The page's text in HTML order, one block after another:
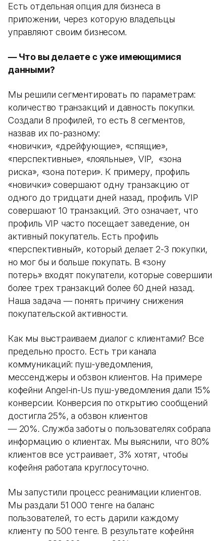
Есть отдельная опция для бизнеса в
приложении, через которую владельцы
управляют своим бизнесом.
— Что вы делаете с уже имеющимися
данными?
Мы решили сегментировать по параметрам:
количество транзакций и давность покупки.
Создали 8 профилей, то есть 8 сегментов,
назвав их по-разному:
«новички», «дрейфующие», «спящие»,
«перспективные», «лояльные», VIP, «зона
риска», «зона потери». К примеру, профиль
«новички» совершают одну транзакцию от
одного до тридцати дней назад, профиль VIP
совершают 10 транзакций. Это означает, что
профиль VIP часто посещает заведение, он
активный покупатель. Есть профиль
«перспективный», который делает 2-3 покупки,
но мог бы и больше покупать. В «зону
потерь» входят покупатели, которые совершили
более трех транзакций более 60 дней назад.
Наша задача — понять причину снижения
покупательской активности.
Как мы выстраиваем диалог с клиентами? Все
предельно просто. Есть три канала
коммуникаций: пуш-уведомления,
мессенджеры и обзвон клиентов. На примере
кофейни Angel-in-Us пуш-уведомления дали 15%
конверсии. Конверсия по открытию сообщений
достигла 25%, а обзвон клиентов
— 20%. Служба заботы о пользователях собрала
информацию о клиентах. Мы выяснили, что 80%
клиентов все устраивает, 3% хотят, чтобы
кофейня работала круглосуточно.
Мы запустили процесс реанимации клиентов.
Мы раздали 51 000 тенге на баланс
пользователей, то есть дарили каждому
клиенту по 500 тенге. В результате кофейня